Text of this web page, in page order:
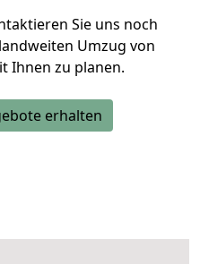
Sie uns noch
Umzug von
Ihnen zu planen.
erhalten